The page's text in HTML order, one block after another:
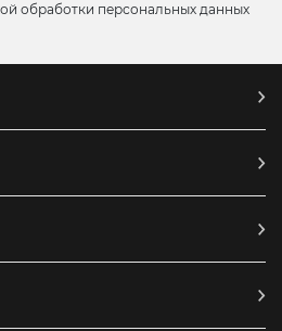
обработки персональных данных